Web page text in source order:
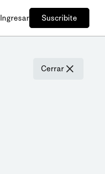
Ingresar Suscribite
Cerrar